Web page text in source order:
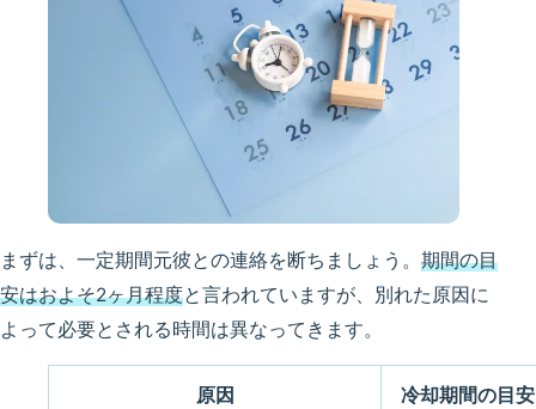
まずは、一定期間元彼との連絡を断ちましょう。 期間の目
安はおよそ2ヶ月程度と言われていますが、別れた原因に
よって必要とされる時間は異なってきます。
原因 冷却期間の目安